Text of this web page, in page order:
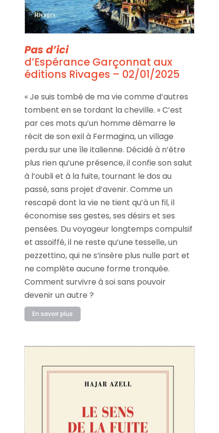
Pas d’ici
d’Espérance Garçonnat aux
éditions Rivages – 02/01/2025
« Je suis tombé de ma vie comme d’autres
tombent en se tordant la cheville. » C’est
par ces mots qu’un homme démarre le
récit de son exil à Fermagina, un village
perdu sur une île italienne. Décidé à n’être
plus rien qu’une présence, il confie son salut
à l’oubli et à la fuite, tournant le dos au
passé, sans projet d’avenir. Comme un
rescapé dont la vie ne tient qu’à un fil, il
économise ses gestes, ses désirs et ses
pensées. Du voyageur longtemps compulsif
et assoiffé, il ne reste qu’une tesselle, un
pezzettino, qui ne s’insère plus nulle part et
ne complète aucune forme tronquée.
Comment survivre à soi sans pouvoir
devenir un autre ?
En savoir plus